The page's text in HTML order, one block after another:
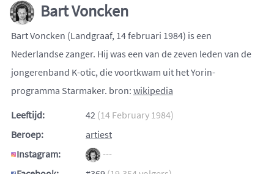
Bart Voncken
Bart Voncken (Landgraaf, 14 februari 1984) is een
Nederlandse zanger. Hij was een van de zeven leden van de
jongerenband K-otic, die voortkwam uit het Yorin-
programma Starmaker. bron: wikipedia
Leeftijd:
42 (14 February 1984)
Beroep:
artiest
Instagram:
---